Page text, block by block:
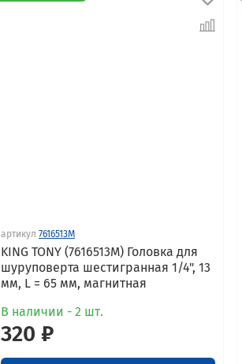
артикул 7616513M
KING TONY (7616513M) Головка для
шуруповерта шестигранная 1/4", 13
мм, L = 65 мм, магнитная
В наличии - 2 шт.
320 ₽